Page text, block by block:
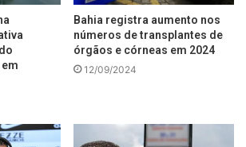
Bahia registra aumento nos
números de transplantes de
órgãos e córneas em 2024
12/09/2024